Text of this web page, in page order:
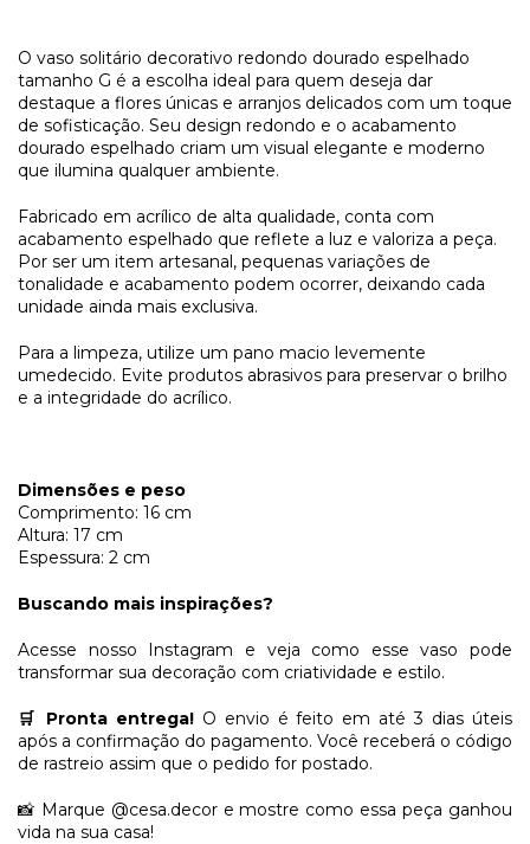
O vaso solitário decorativo redondo dourado espelhado
tamanho G é a escolha ideal para quem deseja dar
destaque a flores únicas e arranjos delicados com um toque
de sofisticação. Seu design redondo e o acabamento
dourado espelhado criam um visual elegante e moderno
que ilumina qualquer ambiente.
Fabricado em acrílico de alta qualidade, conta com
acabamento espelhado que reflete a luz e valoriza a peça.
Por ser um item artesanal, pequenas variações de
tonalidade e acabamento podem ocorrer, deixando cada
unidade ainda mais exclusiva.
Para a limpeza, utilize um pano macio levemente
umedecido. Evite produtos abrasivos para preservar o brilho
e a integridade do acrílico.
Dimensões e peso
Comprimento: 16 cm
Altura: 17 cm
Espessura: 2 cm
Buscando mais inspirações?
Acesse nosso Instagram e veja como esse vaso pode
transformar sua decoração com criatividade e estilo.
🛒 Pronta entrega!O envio é feito em até 3 dias úteis
após a confirmação do pagamento. Você receberá o código
de rastreio assim que o pedido for postado.
📸 Marque @cesa.decor e mostre como essa peça ganhou
vida na sua casa!